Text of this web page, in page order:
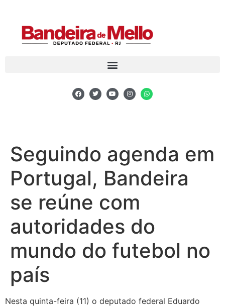
Seguindo agenda em
Portugal, Bandeira
se reúne com
autoridades do
mundo do futebol no
país
Nesta quinta-feira (11) o deputado federal Eduardo